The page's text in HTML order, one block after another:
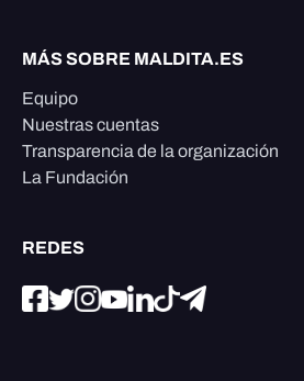
MÁS SOBRE MALDITA.ES
Equipo
Nuestras cuentas
Transparencia de la organización
La Fundación
REDES